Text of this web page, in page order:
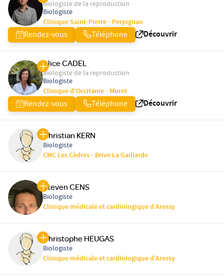
Biologiste de la reproduction
Biologiste
Clinique Saint-Pierre - Perpignan
Rendez-vous Téléphone Découvrir
Alice CADEL
Biologiste de la reproduction
Biologiste
Clinique d'Occitanie - Muret
Rendez-vous Téléphone Découvrir
Christian KERN
Biologiste
CMC Les Cèdres - Brive La Gaillarde
Steven CENS
Biologiste
Clinique médicale et cardiologique d’Aressy
Christophe HEUGAS
Biologiste
Clinique médicale et cardiologique d’Aressy